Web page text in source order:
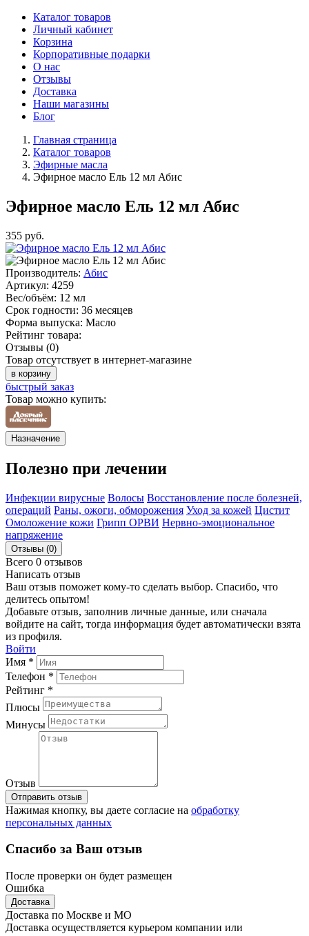
Каталог товаров
Личный кабинет
Корзина
Корпоративные подарки
О нас
Отзывы
Доставка
Наши магазины
Блог
Главная страница
Каталог товаров
Эфирные масла
Эфирное масло Ель 12 мл Абис
Эфирное масло Ель 12 мл Абис
355 руб.
Производитель: Абис
Артикул: 4259
Вес/объём: 12 мл
Срок годности: 36 месяцев
Форма выпуска: Масло
Рейтинг товара:
Отзывы (0)
Товар отсутствует в интернет-магазине
в корзину
быстрый заказ
Товар можно купить:
Назначение
Полезно при лечении
Инфекции вирусные Волосы Восстановление после болезней,
операций Раны, ожоги, обморожения Уход за кожей Цистит
Омоложение кожи Грипп ОРВИ Нервно-эмоциональное
напряжение
Отзывы (0)
Всего 0 отзывов
Написать отзыв
Ваш отзыв поможет кому-то сделать выбор. Спасибо, что
делитесь опытом!
Добавьте отзыв, заполнив личные данные, или сначала
войдите на сайт, тогда информация будет автоматически взята
из профиля.
Войти
Имя *
Телефон *
Рейтинг *
Плюсы
Минусы
Отзыв
Отправить отзыв
Нажимая кнопку, вы даете согласие на обработку
персональных данных
Спасибо за Ваш отзыв
После проверки он будет размещен
Ошибка
Доставка
Доставка по Москве и МО
Доставка осуществляется курьером компании или